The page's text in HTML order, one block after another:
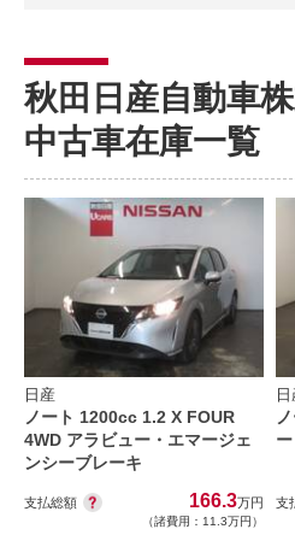
秋田日産自動車
中古車在庫一覧
日産
ノート 1200cc 1.2 X FOUR
4WD アラビュー・エマージェ
ンシーブレーキ
支払総額 166.3万円
（諸費用：11.3万円）
支